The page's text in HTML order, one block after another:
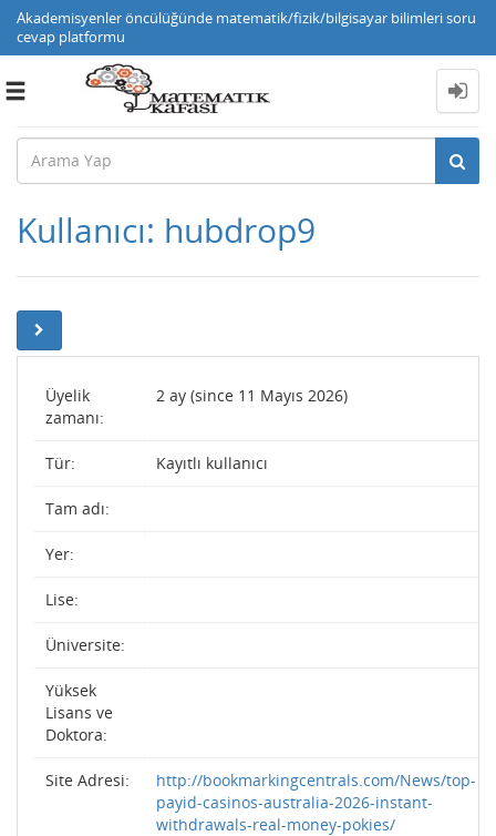
Akademisyenler öncülüğünde matematik/fizik/bilgisayar bilimleri soru
cevap platformu
Toggle
Kullanıcı: hubdrop9
Üyelik
zamanı:
2 ay (since 11 Mayıs 2026)
Tür: Kayıtlı kullanıcı
Tam adı:
Yer:
Lise:
Üniversite:
Yüksek
Lisans ve
Doktora:
Site Adresi:
http://bookmarkingcentrals.com/News/top-
payid-casinos-australia-2026-instant-
withdrawals-real-money-pokies/